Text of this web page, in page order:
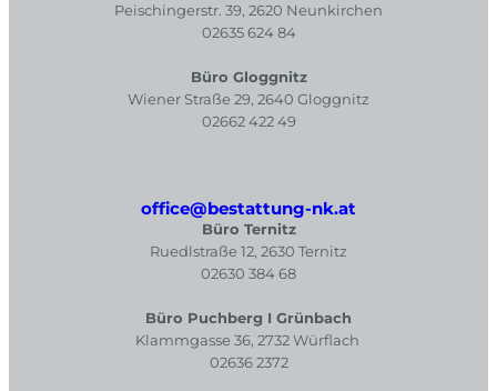
Peischingerstr. 39, 2620 Neunkirchen
02635 624 84
Büro Gloggnitz
Wiener Straße 29, 2640 Gloggnitz
02662 422 49
office@bestattung-nk.at
Büro Ternitz
Ruedlstraße 12, 2630 Ternitz
02630 384 68
Büro Puchberg I Grünbach
Klammgasse 36, 2732 Würflach
02636 2372